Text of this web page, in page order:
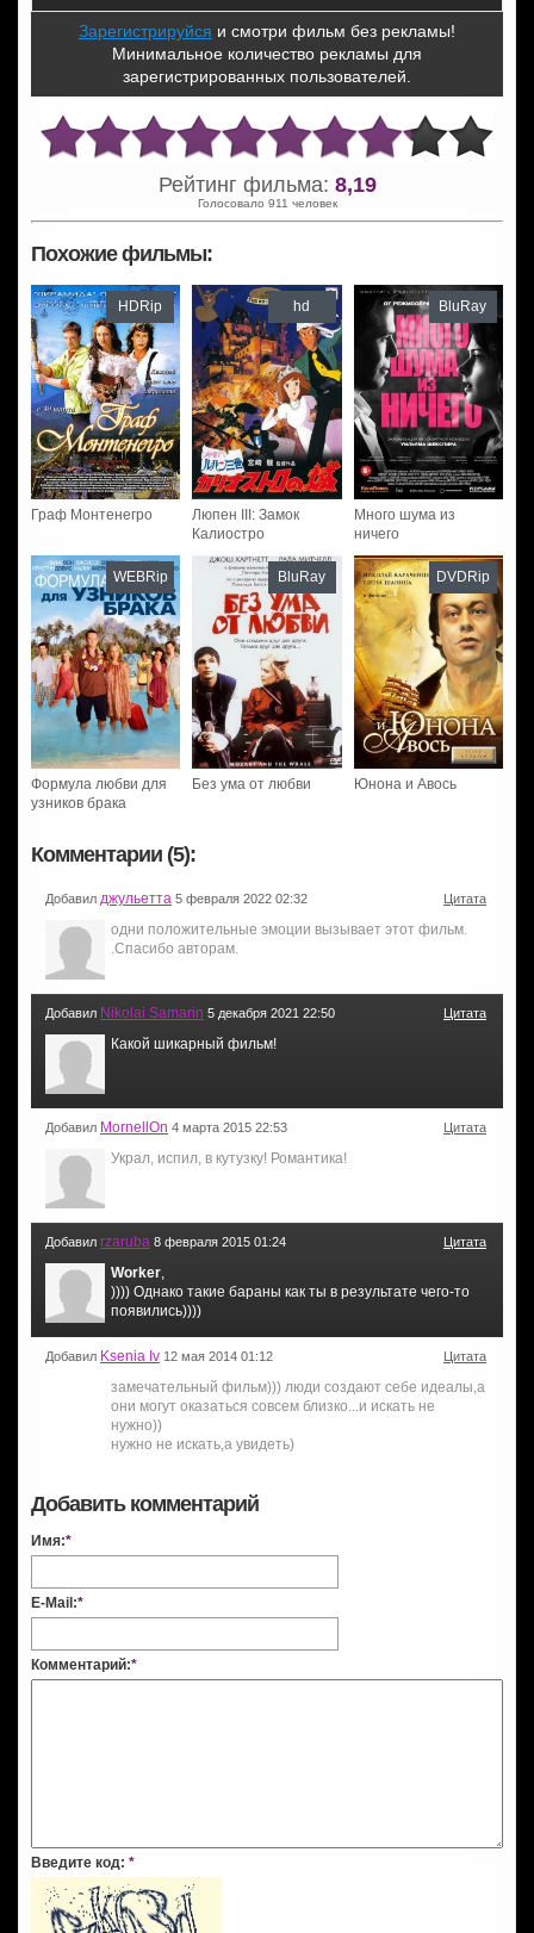
Зарегистрируйся и смотри фильм без рекламы!
Минимальное количество рекламы для
зарегистрированных пользователей.
Рейтинг фильма: 8,19
Голосовало 911 человек
Похожие фильмы:
Граф Монтенегро
HDRip
Люпен III: Замок
Калиостро
hd
Много шума из
ничего
BluRay
Формула любви для
узников брака
WEBRip
Без ума от любви
BluRay
Юнона и Авось
DVDRip
Комментарии (5):
Добавил джульетта 5 февраля 2022 02:32 Цитата
одни положительные эмоции вызывает этот фильм.
.Спасибо авторам.
Добавил Nikolai Samarin 5 декабря 2021 22:50 Цитата
Какой шикарный фильм!
Добавил MornellOn 4 марта 2015 22:53 Цитата
Украл, испил, в кутузку! Романтика!
Добавил rzaruba 8 февраля 2015 01:24 Цитата
Worker,
)))) Однако такие бараны как ты в результате чего-то
появились))))
Добавил Ksenia Iv 12 мая 2014 01:12 Цитата
замечательный фильм))) люди создают себе идеалы,а
они могут оказаться совсем близко...и искать не
нужно))
нужно не искать,а увидеть)
Добавить комментарий
Имя:*
E-Mail:*
Комментарий:*
Введите код: *